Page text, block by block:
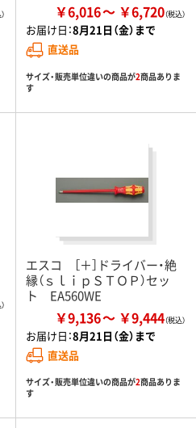
￥6,016 ￥6,720
お届け日：8月21日（金）まで
直送品
サイズ・販売単位違いの商品が2商品ありま
す
エスコ ［＋］ドライバー・絶
縁（ｓｌｉｐＳＴＯＰ）セッ
ト EA560WE
￥9,136 ￥9,444
お届け日：8月21日（金）まで
直送品
サイズ・販売単位違いの商品が2商品ありま
す